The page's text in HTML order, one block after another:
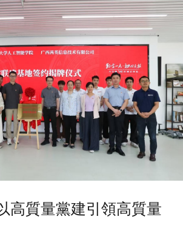
高質量黨建引領高質量